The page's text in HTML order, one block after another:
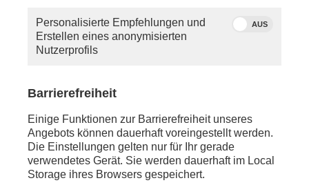
Personalisierte Empfehlungen und
Erstellen eines anonymisierten
Nutzerprofils
AUS
Barrierefreiheit
Einige Funktionen zur Barrierefreiheit unseres
Angebots können dauerhaft voreingestellt werden.
Die Einstellungen gelten nur für Ihr gerade
verwendetes Gerät. Sie werden dauerhaft im Local
Storage ihres Browsers gespeichert.